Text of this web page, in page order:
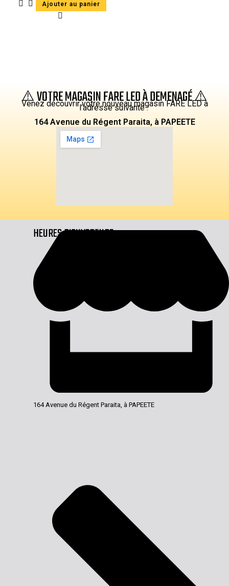
Ajouter au panier
⚠️ VOTRE MAGASIN FARE LED À DEMENAGÉ ⚠️
Venez découvrir votre nouveau magasin FARE LED à
l’adresse suivante :
164 Avenue du Régent Paraita, à PAPEETE
HEURES D'OUVERTURE
164 Avenue du Régent Paraita, à PAPEETE